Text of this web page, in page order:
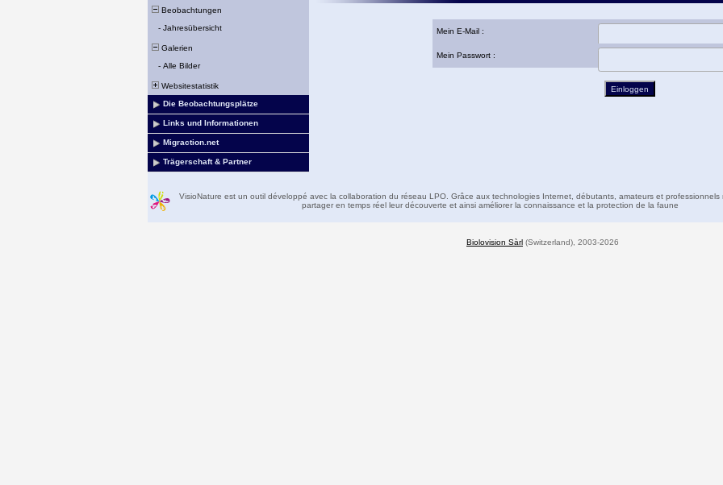
Beobachtungen
- Jahresübersicht
Galerien
- Alle Bilder
Websitestatistik
Die Beobachtungsplätze
Links und Informationen
Migraction.net
Trägerschaft & Partner
Mein E-Mail :
Mein Passwort :
VisioNature est un outil développé avec la collaboration du réseau LPO. Grâce aux technologies Internet, débutants, amateurs et professionnels
partager en temps réel leur découverte et ainsi améliorer la connaissance et la protection de la faune
Biolovision Sàrl (Switzerland), 2003-2026